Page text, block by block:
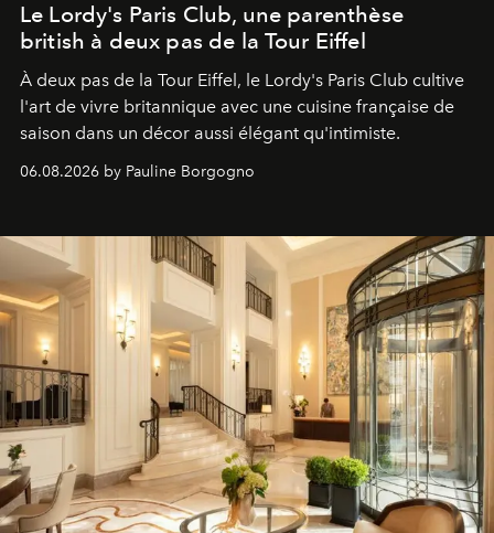
Le Lordy's Paris Club, une parenthèse
british à deux pas de la Tour Eiffel
À deux pas de la Tour Eiffel, le Lordy's Paris Club cultive
l'art de vivre britannique avec une cuisine française de
saison dans un décor aussi élégant qu'intimiste.
06.08.2026 by Pauline Borgogno